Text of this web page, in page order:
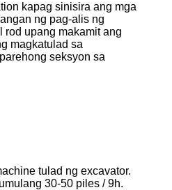
kapag sinisira ang mga
ng pag-alis ng
rod upang makamit ang
magkatulad sa
seksyon sa
tulad ng excavator.
30-50 piles / 9h.